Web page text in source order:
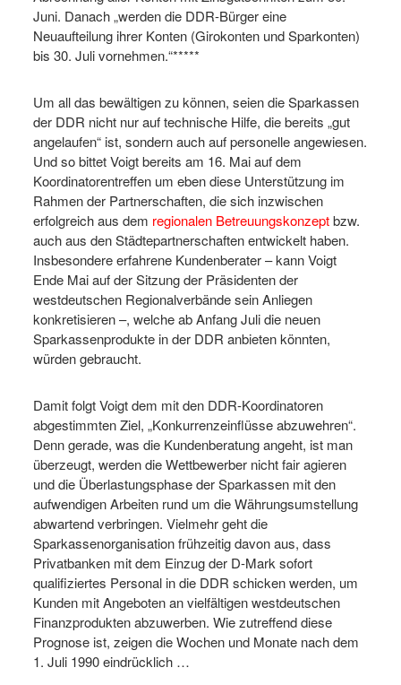
Juni. Danach „werden die DDR-Bürger eine
Neuaufteilung ihrer Konten (Girokonten und Sparkonten)
bis 30. Juli vornehmen.“*****
Um all das bewältigen zu können, seien die Sparkassen
der DDR nicht nur auf technische Hilfe, die bereits „gut
angelaufen“ ist, sondern auch auf personelle angewiesen.
Und so bittet Voigt bereits am 16. Mai auf dem
Koordinatorentreffen um eben diese Unterstützung im
Rahmen der Partnerschaften, die sich inzwischen
erfolgreich aus dem regionalen Betreuungskonzeptbzw.
auch aus den Städtepartnerschaften entwickelt haben.
Insbesondere erfahrene Kundenberater – kann Voigt
Ende Mai auf der Sitzung der Präsidenten der
westdeutschen Regionalverbände sein Anliegen
konkretisieren –, welche ab Anfang Juli die neuen
Sparkassenprodukte in der DDR anbieten könnten,
würden gebraucht.
Damit folgt Voigt dem mit den DDR-Koordinatoren
abgestimmten Ziel, „Konkurrenzeinflüsse abzuwehren“.
Denn gerade, was die Kundenberatung angeht, ist man
überzeugt, werden die Wettbewerber nicht fair agieren
und die Überlastungsphase der Sparkassen mit den
aufwendigen Arbeiten rund um die Währungsumstellung
abwartend verbringen. Vielmehr geht die
Sparkassenorganisation frühzeitig davon aus, dass
Privatbanken mit dem Einzug der D-Mark sofort
qualifiziertes Personal in die DDR schicken werden, um
Kunden mit Angeboten an vielfältigen westdeutschen
Finanzprodukten abzuwerben. Wie zutreffend diese
Prognose ist, zeigen die Wochen und Monate nach dem
1. Juli 1990 eindrücklich …